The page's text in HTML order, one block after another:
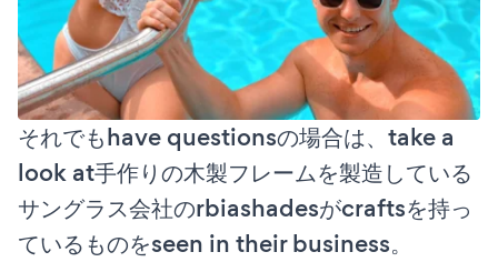
それでもhave questionsの場合は、take a
look at手作りの木製フレームを製造している
サングラス会社のrbiashadesがcraftsを持っ
ているものをseen in their business。